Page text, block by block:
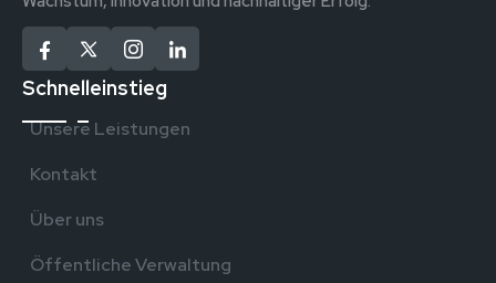
Schnelleinstieg
Unsere Leistungen
Kontakt
Über uns
Öffentliche Verwaltung